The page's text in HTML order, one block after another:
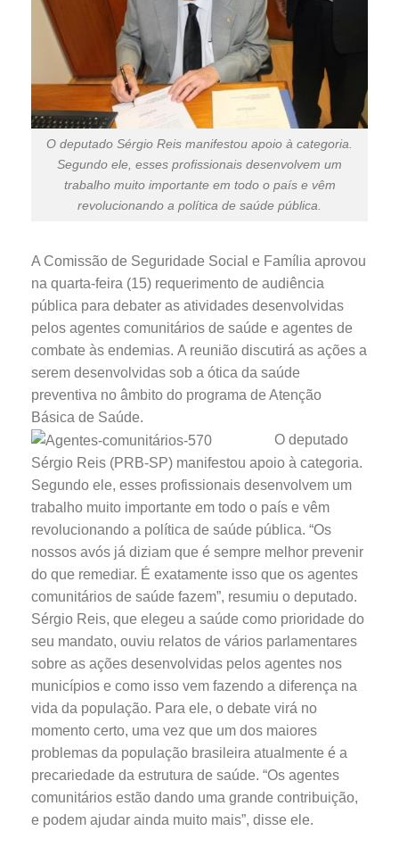
O deputado Sérgio Reis manifestou apoio à categoria.
Segundo ele, esses profissionais desenvolvem um
trabalho muito importante em todo o país e vêm
revolucionando a política de saúde pública.
A Comissão de Seguridade Social e Família aprovou
na quarta-feira (15) requerimento de audiência
pública para debater as atividades desenvolvidas
pelos agentes comunitários de saúde e agentes de
combate às endemias. A reunião discutirá as ações a
serem desenvolvidas sob a ótica da saúde
preventiva no âmbito do programa de Atenção
Básica de Saúde.
O deputado
Sérgio Reis (PRB-SP) manifestou apoio à categoria.
Segundo ele, esses profissionais desenvolvem um
trabalho muito importante em todo o país e vêm
revolucionando a política de saúde pública. “Os
nossos avós já diziam que é sempre melhor prevenir
do que remediar. É exatamente isso que os agentes
comunitários de saúde fazem”, resumiu o deputado.
Sérgio Reis, que elegeu a saúde como prioridade do
seu mandato, ouviu relatos de vários parlamentares
sobre as ações desenvolvidas pelos agentes nos
municípios e como isso vem fazendo a diferença na
vida da população. Para ele, o debate virá no
momento certo, uma vez que um dos maiores
problemas da população brasileira atualmente é a
precariedade da estrutura de saúde. “Os agentes
comunitários estão dando uma grande contribuição,
e podem ajudar ainda muito mais”, disse ele.